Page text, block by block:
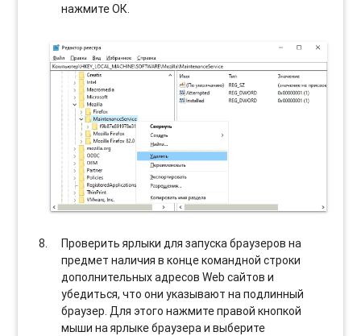
нажмите ОК.
Проверить ярлыки для запуска браузеров на
предмет наличия в конце командной строки
дополнительных адресов Web сайтов и
убедиться, что они указывают на подлинный
браузер. Для этого нажмите правой кнопкой
мыши на ярлыке браузера и выберите